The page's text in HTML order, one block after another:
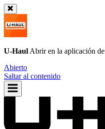
U-Haul Abrir en la aplicación de
Abierto
Saltar al contenido